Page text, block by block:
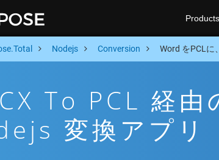
Products
Nodejs Conversion Word をPCLに
To PCL 経由
変換アプリ